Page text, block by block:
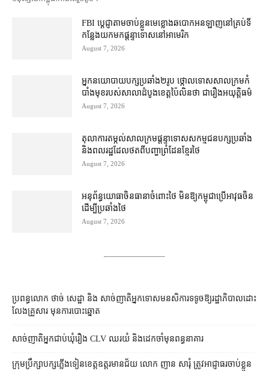
FBI ប្ដេជ្ញា​តាម​ចាប់ខ្លួន​មេខ្លោង​ឆបោក​អនឡាញ​នៅ​គ្រប់​ទី
កន្លែង​យក​មក​ផ្ដន្ទាទោស​នៅ​អាមេរិក
August 7, 2026
អ្នកនយោបាយ​បក្ស​ប្រឆាំង​២​រូប ថ្កោលទោស​សាលក្រម​កំ
បាំងមុខ​របស់​សាលាដំបូង​ខេត្ត​ប៉ៃលិន​ថា ជា​រឿង​អយុត្តិធម៌
August 7, 2026
តុលាការ​តម្កល់​សាលក្រម​ផ្ដន្ទាទោស​សកម្មជន​បក្ស​ប្រឆាំង​
និង​ពលរដ្ឋ​ដែល​ថត​ពី​បញ្ហា​ព្រំដែន​ខ្មែរ​ថៃ
August 7, 2026
អនុព័ន្ធយោធា​ចិន​ធានា​ចំពោះ​ថៃ មិន​ឱ្យ​កម្ពុជា​ប្រើ​អាវុធ​ចិន​
ដើម្បី​ប្រឆាំង​ថៃ ​
August 7, 2026
ប្រពន្ធ​លោក ថាច់ សេដ្ឋា និង សាច់ញាតិ​អ្នកទោស​មនសិការ​ទទូច​ឱ្យ​រដ្ឋាភិបាល​ដោះ
លែង​គ្រួសារ មុន​ការបោះឆ្នោត
សាច់ញាតិអ្នកជាប់ឃុំរឿង CLV ឈរយំ និងដេកចាំមុនពន្ធនាគារ
ក្រុមប្រឹក្សា​បក្ស​ភ្លើងទៀន​ខេត្ត​ឧត្ដរមានជ័យ លោក ញាន សារុំ ត្រូវ​អាជ្ញាធរ​ចាប់ខ្លួន​